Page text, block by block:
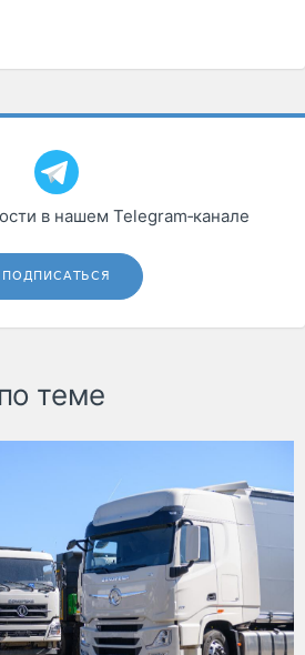
в нашем Telegram‑канале
ПОДПИСАТЬСЯ
теме